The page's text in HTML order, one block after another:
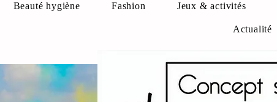
Beauté hygiène Fashion Jeux & activités
Actualité